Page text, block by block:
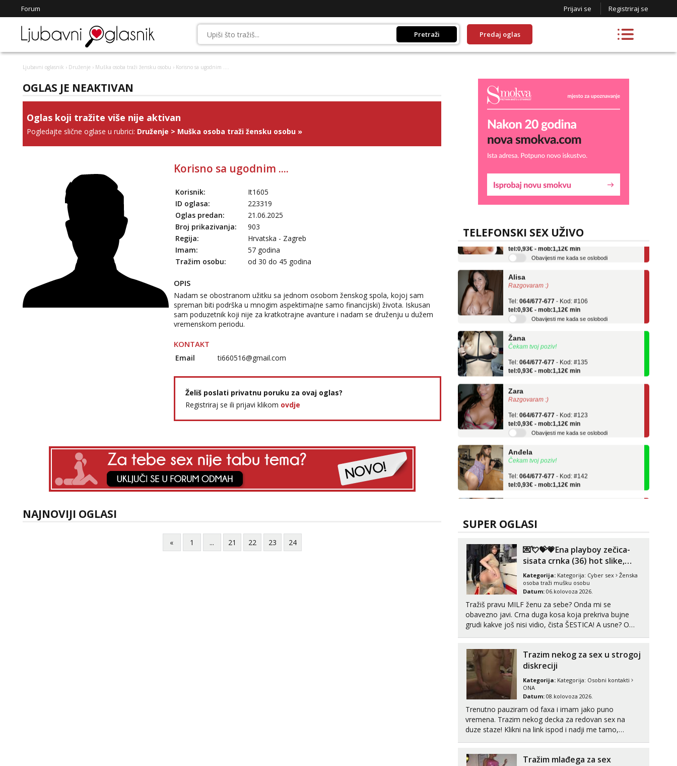
Forum Prijavi se Registriraj se
Pretraži Predaj oglas
Ljubavni oglasnik › Druženje › Muška osoba traži žensku osobu › Korisno sa ugodnim ....
OGLAS JE NEAKTIVAN
Oglas koji tražite više nije aktivan
Pogledajte slične oglase u rubrici: Druženje > Muška osoba traži žensku osobu »
Korisno sa ugodnim ....
Korisnik:
It1605
ID oglasa:
223319
Oglas predan:
21.06.2025
Broj prikazivanja:
903
Regija:
Hrvatska - Zagreb
Imam:
57 godina
Tražim osobu:
od 30 do 45 godina
OPIS
Nadam se obostranom užitku sa jednom osobom ženskog spola, kojoj sam
spreman biti podrška u mnogim aspektima(ne samo financijski) života. Iskusan
sam poduzetnik koji nije za kratkotrajne avanture i nadam se druženju u dužem
vremenskom periodu.
KONTAKT
Email ti660516@gmail.com
Želiš poslati privatnu poruku za ovaj oglas?
Registriraj se ili prijavi klikom ovdje
NAJNOVIJI OGLASI
« 1 ... 21 22 23 24
TELEFONSKI SEX UŽIVO
Liliana
Tel:064/677-677 - Kod: #69
Obavijesti me kada se oslobodi
Razgovaram :)
tel:0,93€ - mob:1,12€ min
Obavijesti me kada se oslobodi
Čekam tvoj poziv!
tel:0,93€ - mob:1,12€ min
Razgovaram :)
tel:0,93€ - mob:1,12€ min
Obavijesti me kada se oslobodi
Čekam tvoj poziv!
tel:0,93€ - mob:1,12€ min
Tel: 064/677-677
tel:0,93€ - mob:1,12€ min
Alisa
Razgovaram :)
064/677-677- Kod: #106
tel:0,93€ - mob:1,12€ min
Žana
Čekam tvoj poziv!
tel:0,93€ - mob:1,12€ min
Zara
Razgovaram :)
Tel: 064/677-677- Kod: #123
Obavijesti me kada se oslobodi
Anđela
Tel: 064/677-677
- Kod: #142
SUPER OGLASI
💌💘💝💗Ena playboy zečica-
sisata crnka (36) hot slike,
videa i c2c💗
Kategorija: Kategorija: Cyber sex
Ženska
osoba traži mušku osobu
Datum: 06.kolovoza 2026.
Tražiš pravu MILF ženu za sebe? Onda mi se
obavezno javi. Crna duga kosa koja prekriva bujne
grudi kakve još nisi vidio, čista ŠESTICA! A usne? O
nisi vidio. Uvijek sam spremna za ONLOINE zabavu...
Trazim nekog za sex u strogoj
diskreciji
Kategorija: Kategorija: Osobni kontakti
ONA
Datum: 08.kolovoza 2026.
Trenutno pauziram od faxa i imam jako puno
vremena. Trazim nekog decka za redovan sex na
duze staze! Klikni na link ispod i nadji me tamo,
Tražim mlađega za sex